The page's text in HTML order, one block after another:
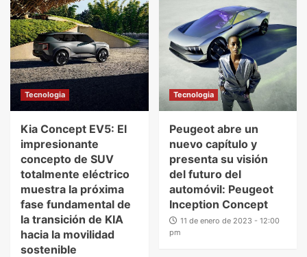
Tecnologia
Kia Concept EV5: El
impresionante
concepto de SUV
totalmente eléctrico
muestra la próxima
fase fundamental de
la transición de KIA
hacia la movilidad
sostenible
Tecnologia
Peugeot abre un
nuevo capítulo y
presenta su visión
del futuro del
automóvil: Peugeot
Inception Concept
11 de enero de 2023 - 12:00
pm